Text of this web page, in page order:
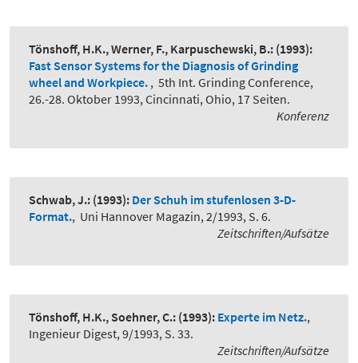
Tönshoff, H.K., Werner, F., Karpuschewski, B.: (1993):
Fast Sensor Systems for the Diagnosis of Grinding
wheel and Workpiece. , 5th Int. Grinding Conference,
26.-28. Oktober 1993, Cincinnati, Ohio, 17 Seiten.
Konferenz
Schwab, J.: (1993): Der Schuh im stufenlosen 3-D-
Format., Uni Hannover Magazin, 2/1993, S. 6.
Zeitschriften/Aufsätze
Tönshoff, H.K., Soehner, C.: (1993): Experte im Netz.,
Ingenieur Digest, 9/1993, S. 33.
Zeitschriften/Aufsätze